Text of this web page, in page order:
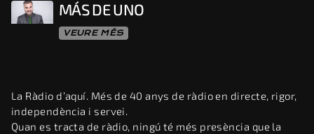
MÁS DE UNO
VEURE MÉS
La Ràdio d’aquí. Més de 40 anys de ràdio en directe, rigor,
independència i servei.
Quan es tracta de ràdio, ningú té més presència que la